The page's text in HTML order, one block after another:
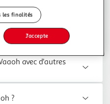
défi ?
Défis Waaoh ?
avec d'autres
?
les finalités
J'accepte